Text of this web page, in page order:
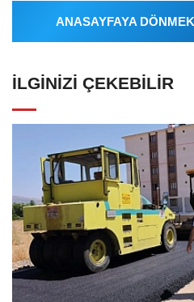
ANASAYFAYA
İLGINIZI ÇEKEBILIR